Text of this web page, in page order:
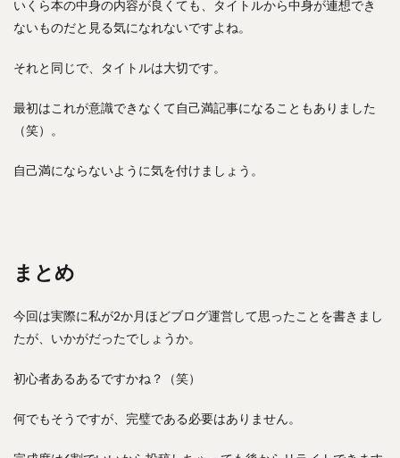
いくら本の中身の内容が良くても、タイトルから中身が連想でき
ないものだと見る気になれないですよね。
それと同じで、タイトルは大切です。
最初はこれが意識できなくて自己満記事になることもありました
（笑）。
自己満にならないように気を付けましょう。
まとめ
今回は実際に私が2か月ほどブログ運営して思ったことを書きまし
たが、いかがだったでしょうか。
初心者あるあるですかね？（笑）
何でもそうですが、完璧である必要はありません。